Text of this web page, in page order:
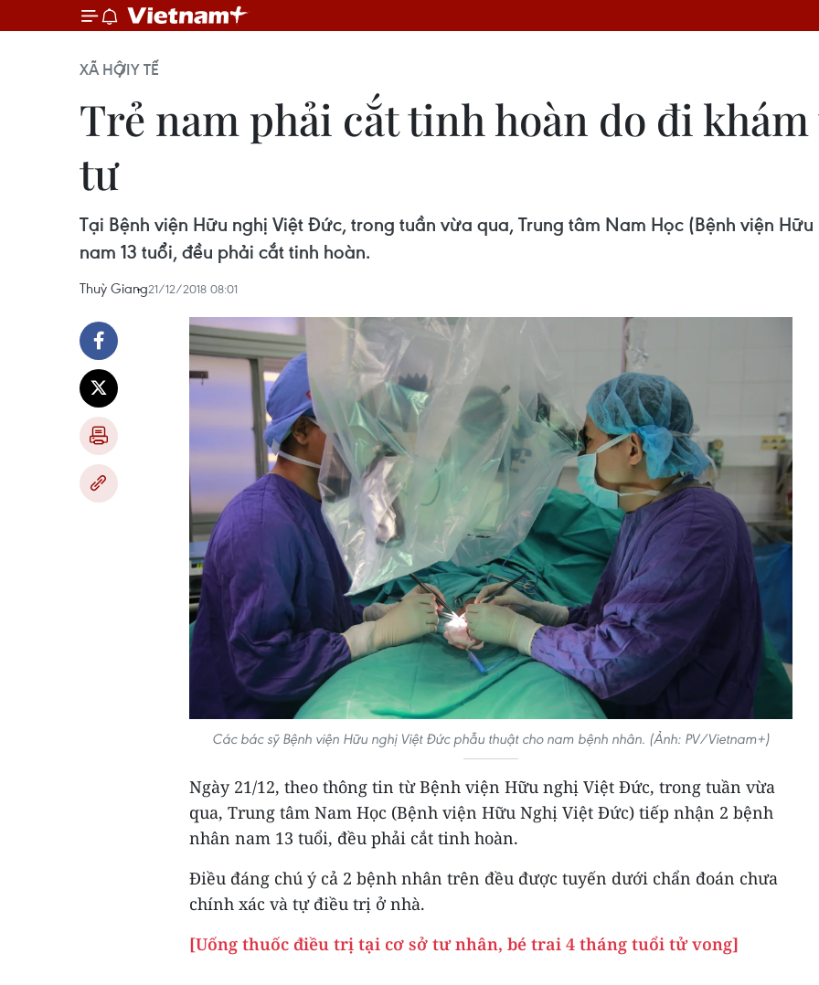
XÃ HỘIY TẾ
Trẻ nam phải cắt tinh hoàn do đi
tư
Tại Bệnh viện Hữu nghị Việt Đức, trong tuần vừa qua, Trung tâm Nam Học (Bệnh viện
nam 13 tuổi, đều phải cắt tinh hoàn.
Thuỳ Giang21/12/2018 08:01
Các bác sỹ Bệnh viện Hữu nghị Việt Đức phẫu thuật cho nam bệnh nhân. (Ảnh: PV/Vietnam+)
Ngày 21/12, theo thông tin từ Bệnh viện Hữu nghị Việt Đức, trong tuần vừa
qua, Trung tâm Nam Học (Bệnh viện Hữu Nghị Việt Đức) tiếp nhận 2 bệnh
nhân nam 13 tuổi, đều phải cắt tinh hoàn.
Điều đáng chú ý cả 2 bệnh nhân trên đều được tuyến dưới chẩn đoán chưa
chính xác và tự điều trị ở nhà.
[Uống thuốc điều trị tại cơ sở tư nhân, bé trai 4 tháng tuổi tử vong]